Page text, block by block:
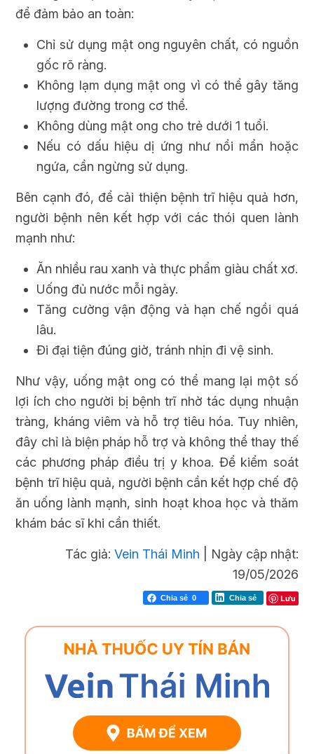
để đảm bảo an toàn:
Chỉ sử dụng mật ong nguyên chất, có nguồn
gốc rõ ràng.
Không lạm dụng mật ong vì có thể gây tăng
lượng đường trong cơ thể.
Không dùng mật ong cho trẻ dưới 1 tuổi.
Nếu có dấu hiệu dị ứng như nổi mẩn hoặc
ngứa, cần ngừng sử dụng.
Bên cạnh đó, để cải thiện bệnh trĩ hiệu quả hơn,
người bệnh nên kết hợp với các thói quen lành
mạnh như:
Ăn nhiều rau xanh và thực phẩm giàu chất xơ.
Uống đủ nước mỗi ngày.
Tăng cường vận động và hạn chế ngồi quá
lâu.
Đi đại tiện đúng giờ, tránh nhịn đi vệ sinh.
Như vậy, uống mật ong có thể mang lại một số
lợi ích cho người bị bệnh trĩ nhờ tác dụng nhuận
tràng, kháng viêm và hỗ trợ tiêu hóa. Tuy nhiên,
đây chỉ là biện pháp hỗ trợ và không thể thay thế
các phương pháp điều trị y khoa. Để kiểm soát
bệnh trĩ hiệu quả, người bệnh cần kết hợp chế độ
ăn uống lành mạnh, sinh hoạt khoa học và thăm
khám bác sĩ khi cần thiết.
Tác giả: Vein Thái Minh
Ngày cập nhật:
19/05/2026
Chia sẻ 0 Chia sẻ Lưu